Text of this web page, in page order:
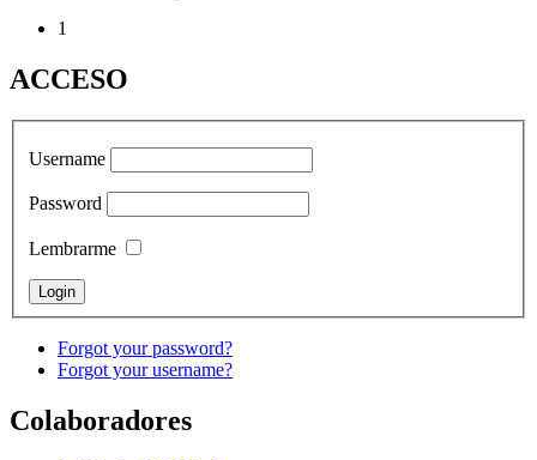
1
ACCESO
Username
Password
Lembrarme
Forgot your password?
Forgot your username?
Colaboradores